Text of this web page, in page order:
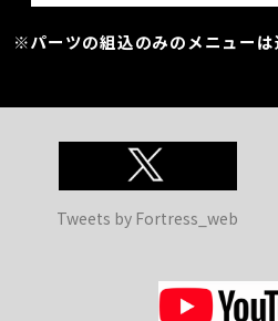
※パーツの組込のみのメニューは
Tweets by Fortress_web